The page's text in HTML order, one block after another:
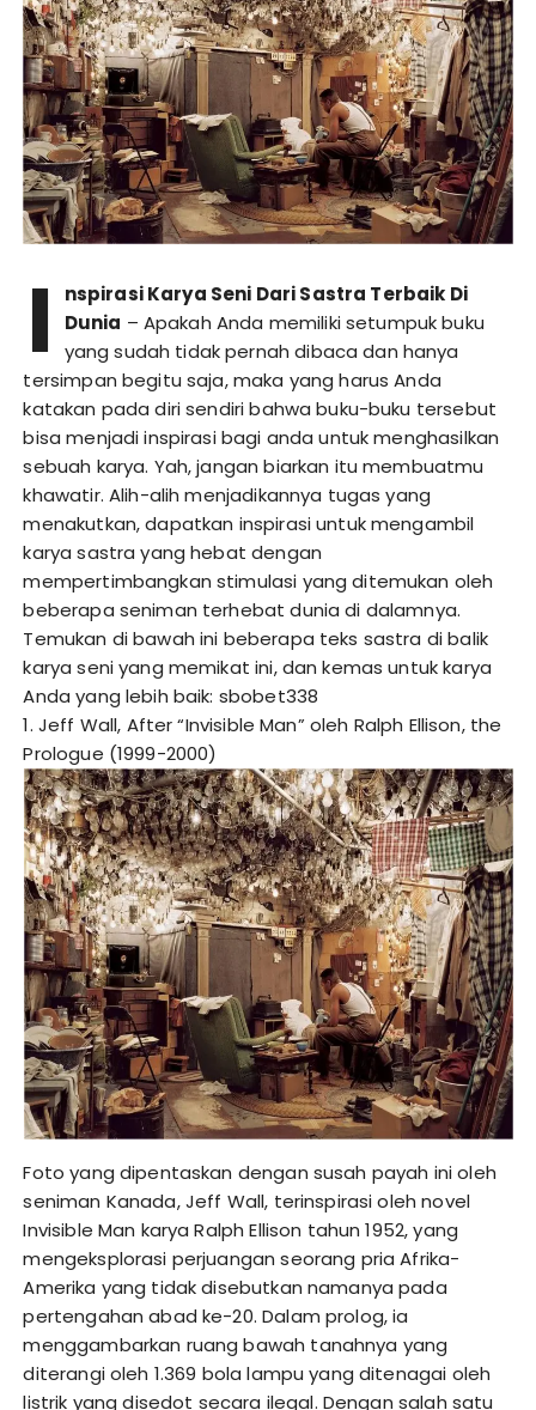
I
nspirasi Karya Seni Dari Sastra Terbaik Di
Dunia – Apakah Anda memiliki setumpuk buku
yang sudah tidak pernah dibaca dan hanya
tersimpan begitu saja, maka yang harus Anda
katakan pada diri sendiri bahwa buku-buku tersebut
bisa menjadi inspirasi bagi anda untuk menghasilkan
sebuah karya. Yah, jangan biarkan itu membuatmu
khawatir. Alih-alih menjadikannya tugas yang
menakutkan, dapatkan inspirasi untuk mengambil
karya sastra yang hebat dengan
mempertimbangkan stimulasi yang ditemukan oleh
beberapa seniman terhebat dunia di dalamnya.
Temukan di bawah ini beberapa teks sastra di balik
karya seni yang memikat ini, dan kemas untuk karya
Anda yang lebih baik: sbobet338
1. Jeff Wall, After “Invisible Man” oleh Ralph Ellison, the
Prologue (1999-2000)
Foto yang dipentaskan dengan susah payah ini oleh
seniman Kanada, Jeff Wall, terinspirasi oleh novel
Invisible Man karya Ralph Ellison tahun 1952, yang
mengeksplorasi perjuangan seorang pria Afrika-
Amerika yang tidak disebutkan namanya pada
pertengahan abad ke-20. Dalam prolog, ia
menggambarkan ruang bawah tanahnya yang
diterangi oleh 1.369 bola lampu yang ditenagai oleh
listrik yang disedot secara ilegal. Dengan salah satu